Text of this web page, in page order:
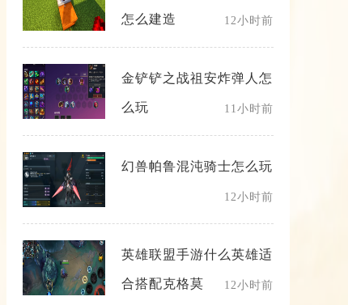
怎么建造 12小时前
金铲铲之战祖安炸弹人怎
么玩 11小时前
幻兽帕鲁混沌骑士怎么玩
12小时前
英雄联盟手游什么英雄适
合搭配克格莫 12小时前